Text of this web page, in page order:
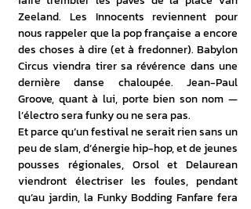
Zeeland. Les Innocents reviennent pour
nous rappeler que la pop française a encore
des choses à dire (et à fredonner). Babylon
Circus viendra tirer sa révérence dans une
dernière danse chaloupée. Jean-Paul
Groove, quant à lui, porte bien son nom —
l’électro sera funky ou ne sera pas.
Et parce qu’un festival ne serait rien sans un
peu de slam, d’énergie hip-hop, et de jeunes
pousses régionales, Orsol et Delaurean
viendront électriser les foules, pendant
qu’au jardin, la Funky Bodding Fanfare fera